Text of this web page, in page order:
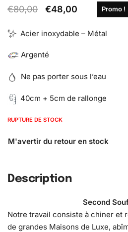
€80,00 €48,00 Promo !
Acier inoxydable – Métal
Argenté
Ne pas porter sous l’eau
40cm + 5cm de rallonge
RUPTURE DE STOCK
Description
Second
Notre travail consiste à chiner et
de grandes Maisons de Luxe,